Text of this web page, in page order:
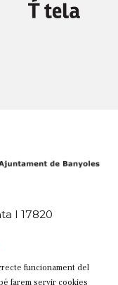
| 17820
Contacteu
funcionament del
farem servir cookies